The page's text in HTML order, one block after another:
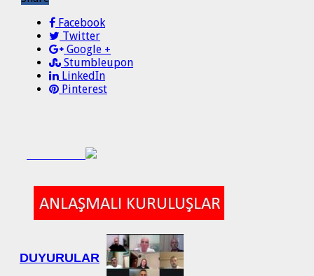
Facebook
Twitter
Google +
Stumbleupon
LinkedIn
Pinterest
DUYURULAR